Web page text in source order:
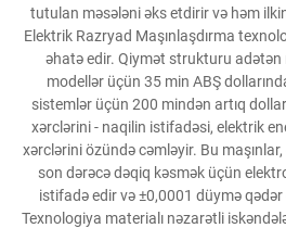
tutulan məsələni əks etdirir və həm
Elektrik Razryad Maşınlaşdırma
əhatə edir. Qiymət strukturu adətən
modellər üçün 35 min ABŞ
sistemlər üçün 200 mindən artıq
xərclərini - naqilin istifadəsi, elektrik
xərclərini özündə cəmləyir. Bu
son dərəcə dəqiq kəsmək üçün
istifadə edir və ±0,0001 düymə
Texnologiya materialı nəzarətli